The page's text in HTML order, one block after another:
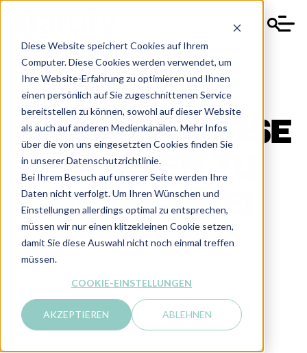
Diese Website speichert Cookies auf Ihrem
Computer. Diese Cookies werden verwendet, um
Ihre Website-Erfahrung zu optimieren und Ihnen
einen persönlich auf Sie zugeschnittenen Service
bereitstellen zu können, sowohl auf dieser Website
als auch auf anderen Medienkanälen. Mehr Infos
über die von uns eingesetzten Cookies finden Sie
in unserer Datenschutzrichtlinie.
Bei Ihrem Besuch auf unserer Seite werden Ihre
Daten nicht verfolgt. Um Ihren Wünschen und
Einstellungen allerdings optimal zu entsprechen,
müssen wir nur einen klitzekleinen Cookie setzen,
damit Sie diese Auswahl nicht noch einmal treffen
müssen.
COOKIE-EINSTELLUNGEN
AKZEPTIEREN ABLEHNEN
MITTELSTANDSE
XPERTEN ZU
BESUCH BEI
JOPP
14 Juli 2023
Sammy Weber